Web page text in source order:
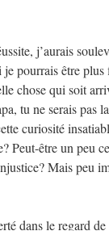
j’aurais
pourrais être
chose qui soit
tu ne serais pas
curiosité
Peut-être un peu
Mais peu
dans le regard